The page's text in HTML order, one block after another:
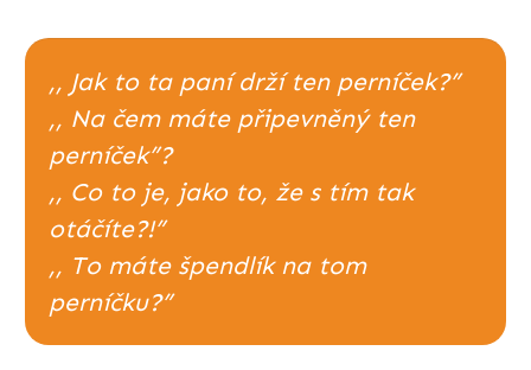
,, Jak to ta paní drží ten perníček?”
,, Na čem máte připevněný ten
perníček”?
,, Co to je, jako to, že s tím tak
otáčíte?!”
,, To máte špendlík na tom
perníčku?”